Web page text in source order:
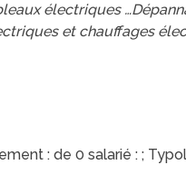
électriques
et chauffages
: de 0 salarié : ;